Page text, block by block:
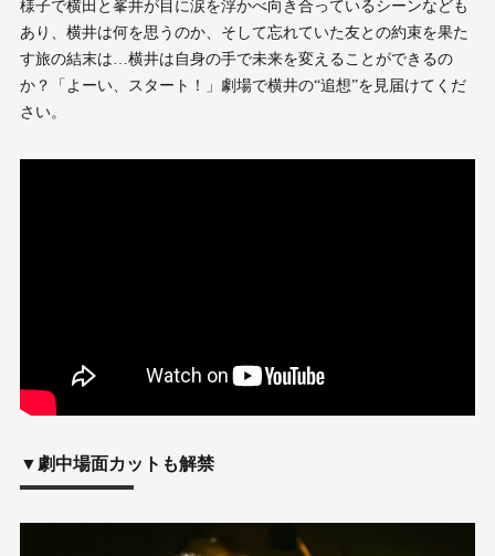
様子で横田と峯井が目に涙を浮かべ向き合っているシーンなども
あり、横井は何を思うのか、そして忘れていた友との約束を果た
す旅の結末は…横井は自身の手で未来を変えることができるの
か？「よーい、スタート！」劇場で横井の“追想”を見届けてくだ
さい。
▼劇中場面カットも解禁